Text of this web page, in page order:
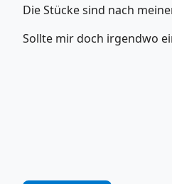
Die Stücke sind nach
Sollte mir doch irgendwo